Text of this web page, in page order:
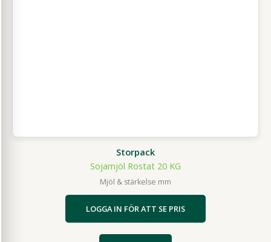
Storpack
Sojamjöl Rostat 20 KG
Mjöl & stärkelse mm
LOGGA IN FÖR ATT SE PRIS